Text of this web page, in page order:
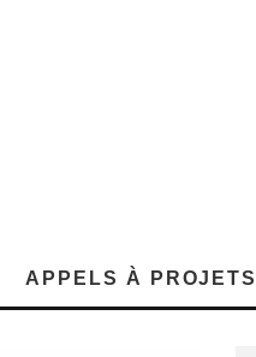
APPELS À PROJETS